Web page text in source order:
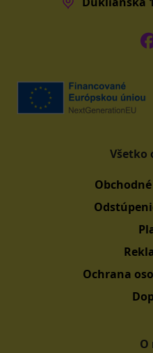
Všetko
Ochrana
O